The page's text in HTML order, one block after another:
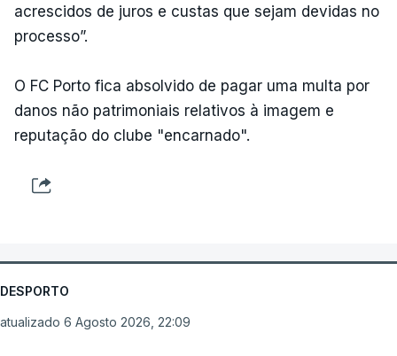
acrescidos de juros e custas que sejam devidas no
processo”.
O FC Porto fica absolvido de pagar uma multa por
danos não patrimoniais relativos à imagem e
reputação do clube "encarnado".
DESPORTO
atualizado 6 Agosto 2026, 22:09